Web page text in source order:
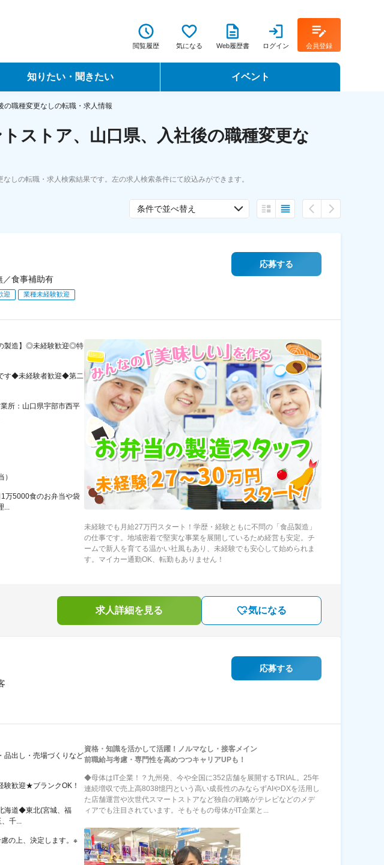
閲覧履歴 気になる Web履歴書 ログイン 会員登録
知りたい・聞きたい
ノウハウ
タで見る転職
イベント
転職フェア
の職種変更なしの転職・求人情報
ストア、山口県、入社後の職種変更な
しの転職・求人検索結果です。左の求人検索条件にて絞込みができます。
条件で並べ替え
／食事補助有
迎 業種未経験歓迎
応募する
製造】◎未経験歓迎◎特
す◆未経験者歓迎◆第二
所：山口県宇部市西平
万5000食のお弁当や袋
未経験でも月給27万円スタート！学歴・経験ともに不問の「食品製造」
の仕事です。地域密着で堅実な事業を展開しているため経営も安定。チ
ームで新人を育てる温かい社風もあり、未経験でも安心して始められま
す。マイカー通勤OK、転勤もありません！
求人詳細を見る 気になる
応募する
品出し・売場づくりなど
験歓迎★ブランクOK！
海道◆東北(宮城、福
千...
の上、決定します。※
資格・知識を活かして活躍！ノルマなし・接客メイン
前職給与考慮・専門性を高めつつキャリアUPも！
◆母体はIT企業！？九州発、今や全国に352店舗を展開するTRIAL。25年
連続増収で売上高8038憶円という高い成長性のみならずAIやDXを活用し
た店舗運営や次世代スマートストアなど独自の戦略がテレビなどのメデ
ィアでも注目されています。そもそもの母体がIT企業と...